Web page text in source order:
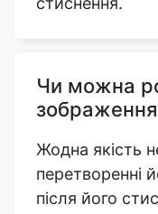
Чи можна
Жодна якість
перетворенні
після його
втратами, за
інформацію,
відновити. Це